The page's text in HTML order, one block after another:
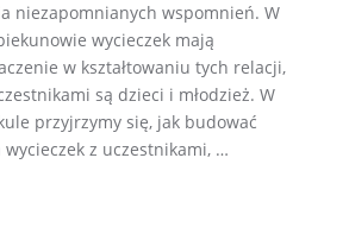
niezapomnianych wspomnień. W
wycieczek mają
w kształtowaniu tych relacji,
są dzieci i młodzież. W
przyjrzymy się, jak budować
z uczestnikami, …
relacje opiekuna wycieczek z